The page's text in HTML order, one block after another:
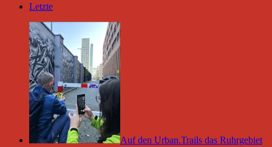
Letzte
Auf den Urban.Trails das Ruhrgebiet